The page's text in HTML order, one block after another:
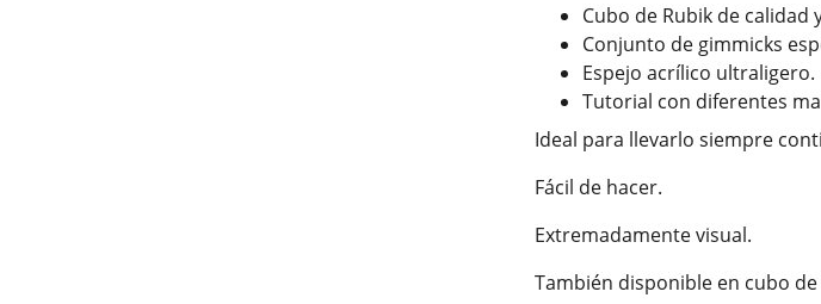
Cubo de Rubik de calidad
Conjunto de gimmicks
Espejo acrílico ultraligero.
Tutorial con diferentes
Ideal para llevarlo siempre
Fácil de hacer.
Extremadamente visual.
También disponible en cubo